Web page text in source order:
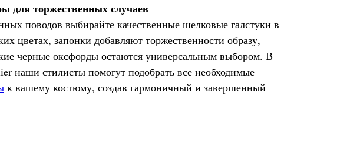
для торжественных случаев
поводов выбирайте качественные шелковые галстуки в
цветах, запонки добавляют торжественности образу,
черные оксфорды остаются универсальным выбором. В
наши стилисты помогут подобрать все необходимые
к вашему костюму, создав гармоничный и завершенный